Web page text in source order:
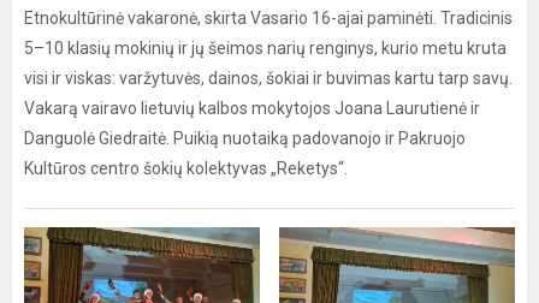
Etnokultūrinė vakaronė, skirta Vasario 16-ajai paminėti. Tradicinis
5–10 klasių mokinių ir jų šeimos narių renginys, kurio metu kruta
visi ir viskas: varžytuvės, dainos, šokiai ir buvimas kartu tarp savų.
Vakarą vairavo lietuvių kalbos mokytojos Joana Laurutienė ir
Danguolė Giedraitė. Puikią nuotaiką padovanojo ir Pakruojo
Kultūros centro šokių kolektyvas „Reketys“.